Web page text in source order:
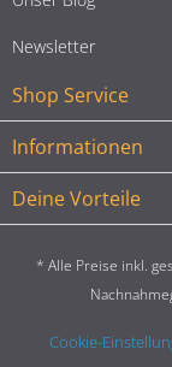
Newsletter
Shop Service
Informationen
Deine Vorteile
* Alle Preise inkl.
Cookie-